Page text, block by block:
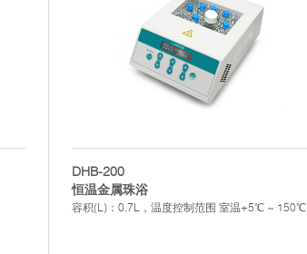
DHB-200
恒温金属珠浴
容积(L)：0.7L，温度控制范围 室温+5℃ ~ 150℃